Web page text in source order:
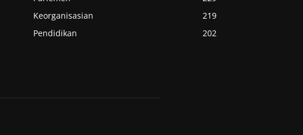
Keorganisasian
219
Pendidikan
202